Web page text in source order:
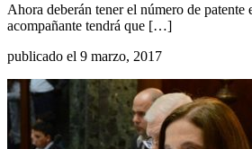
Ahora deberán tener el número de patente
acompañante tendrá que […]
publicado el 9 marzo, 2017